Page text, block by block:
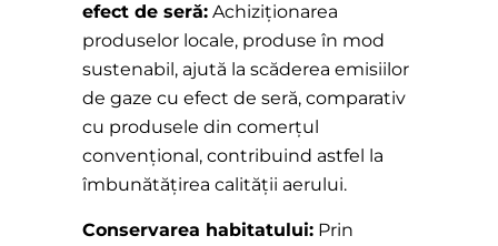
efect de seră: Achiziționarea
produselor locale, produse în mod
sustenabil, ajută la scăderea emisiilor
de gaze cu efect de seră, comparativ
cu produsele din comerțul
convențional, contribuind astfel la
îmbunătățirea calității aerului.
Conservarea habitatului: Prin